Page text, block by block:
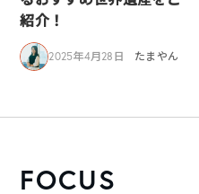
紹介！
2025年4月28日 たまやん
FOCUS